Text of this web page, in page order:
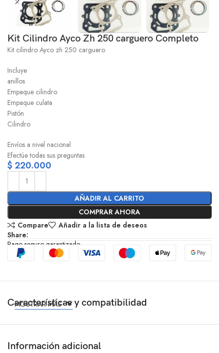
Kit Cilindro Ayco Zh 250 carguero Completo
Kit cilindro Ayco zh 250 carguero
Incluye
anillos
Empaque cilindro
Empaque culata
Pistón
Cilindro
Envíos a nivel nacional
Efectúe todas sus preguntas
$220.000
AÑADIR AL CARRITO
COMPRAR AHORA
Compare
Añadir a la lista de deseos
Share:
Pago seguro garantizado
Características y compatibilidad
MOSTRAR MÁS
Información adicional